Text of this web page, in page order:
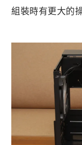
組裝時有更大的